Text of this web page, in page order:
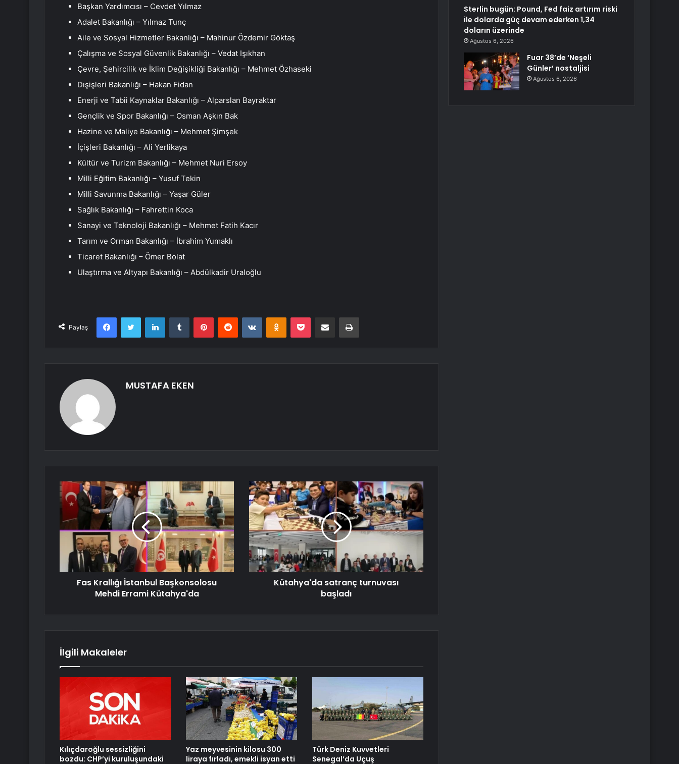
Başkan Yardımcısı – Cevdet Yılmaz
Adalet Bakanlığı – Yılmaz Tunç
Aile ve Sosyal Hizmetler Bakanlığı – Mahinur Özdemir Göktaş
Çalışma ve Sosyal Güvenlik Bakanlığı – Vedat Işıkhan
Çevre, Şehircilik ve İklim Değişikliği Bakanlığı – Mehmet Özhaseki
Dışişleri Bakanlığı – Hakan Fidan
Enerji ve Tabii Kaynaklar Bakanlığı – Alparslan Bayraktar
Gençlik ve Spor Bakanlığı – Osman Aşkın Bak
Hazine ve Maliye Bakanlığı – Mehmet Şimşek
İçişleri Bakanlığı – Ali Yerlikaya
Kültür ve Turizm Bakanlığı – Mehmet Nuri Ersoy
Milli Eğitim Bakanlığı – Yusuf Tekin
Milli Savunma Bakanlığı – Yaşar Güler
Sağlık Bakanlığı – Fahrettin Koca
Sanayi ve Teknoloji Bakanlığı – Mehmet Fatih Kacır
Tarım ve Orman Bakanlığı – İbrahim Yumaklı
Ticaret Bakanlığı – Ömer Bolat
Ulaştırma ve Altyapı Bakanlığı – Abdülkadir Uraloğlu
Paylaş
FacebookTwitter LinkedInTumblr PinterestReddit VKontakteOdnoklassniki
Pocket E-Posta ile paylaş Yazdır
MUSTAFA EKEN
Fas Krallığı İstanbul Başkonsolosu
Mehdi Errami Kütahya'da
Kütahya'da satranç turnuvası
başladı
İlgili Makaleler
Kılıçdaroğlu sessizliğini
bozdu: CHP’yi kuruluşundaki
Yaz meyvesinin kilosu 300
liraya fırladı, emekli isyan etti
Türk Deniz Kuvvetleri
Senegal’da Uçuş
Sterlin bugün: Pound, Fed faiz artırım riski
ile dolarda güç devam ederken 1,34
doların üzerinde
Ağustos 6, 2026
Fuar 38’de ‘Neşeli
Günler’ nostaljisi
Ağustos 6, 2026